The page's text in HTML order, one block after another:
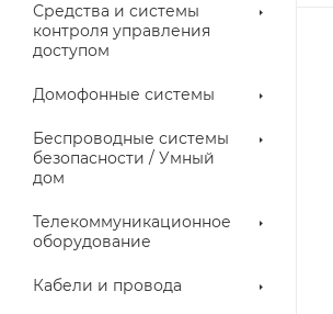
указатели
Средства и системы
контроля управления
доступом
Домофонные системы
Беспроводные системы
безопасности / Умный
дом
Телекоммуникационное
оборудование
Кабели и провода